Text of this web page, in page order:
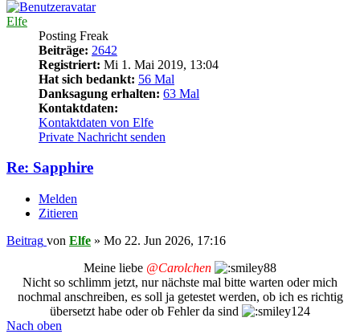
Elfe
Posting Freak
Beiträge: 2642
Registriert: Mi 1. Mai 2019, 13:04
Hat sich bedankt: 56 Mal
Danksagung erhalten: 63 Mal
Kontaktdaten:
Kontaktdaten von Elfe
Private Nachricht senden
Re: Sapphire
Melden
Zitieren
Beitrag von Elfe » Mo 22. Jun 2026, 17:16
Meine liebe @Carolchen
Nicht so schlimm jetzt, nur nächste mal bitte warten oder mich
nochmal anschreiben, es soll ja getestet werden, ob ich es richtig
übersetzt habe oder ob Fehler da sind
Nach oben